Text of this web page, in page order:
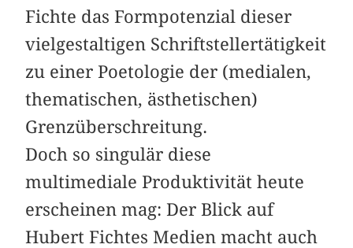
Fichte das Formpotenzial dieser
vielgestaltigen Schriftstellertätigkeit
zu einer Poetologie der (medialen,
thematischen, ästhetischen)
Grenzüberschreitung.
Doch so singulär diese
multimediale Produktivität heute
erscheinen mag: Der Blick auf
Hubert Fichtes Medien macht auch